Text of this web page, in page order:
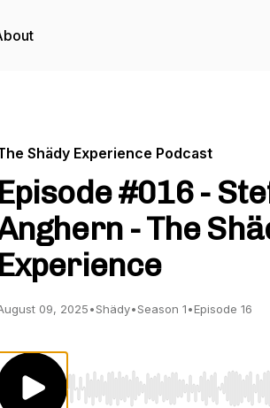
Shädy Experience Podcast
Episode #016 -
- The
Experience
09, 2025•Shädy•Season 1•Episode 16
Use Left/Right to seek, Home/